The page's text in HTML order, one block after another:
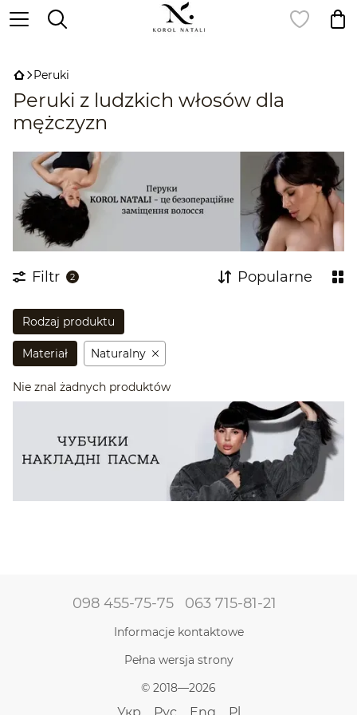
Peruki
Peruki z ludzkich włosów dla
mężczyzn
Filtr 2 Popularne
Rodzaj produktu
Materiał Naturalny
Nie znal żadnych produktów
098 455-75-75 063 715-81-21
Informacje kontaktowe
Pełna wersja strony
© 2018—2026
Укр Рус Eng Pl